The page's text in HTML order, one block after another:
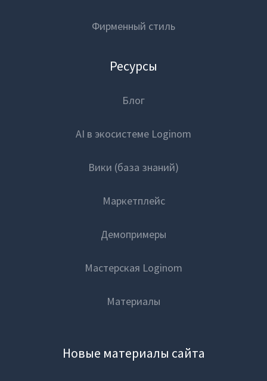
Фирменный стиль
Ресурсы
Блог
AI в экосистеме Loginom
Вики (база знаний)
Маркетплейс
Демопримеры
Мастерская Loginom
Материалы
Новые материалы сайта